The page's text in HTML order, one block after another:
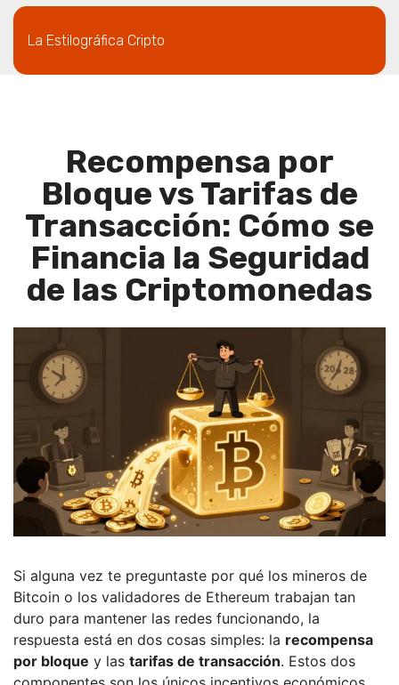
La Estilográfica Cripto
Recompensa por
Bloque vs Tarifas de
Transacción: Cómo se
Financia la Seguridad
de las Criptomonedas
Si alguna vez te preguntaste por qué los mineros de
Bitcoin o los validadores de Ethereum trabajan tan
duro para mantener las redes funcionando, la
respuesta está en dos cosas simples: la recompensa
por bloque y las tarifas de transacción. Estos dos